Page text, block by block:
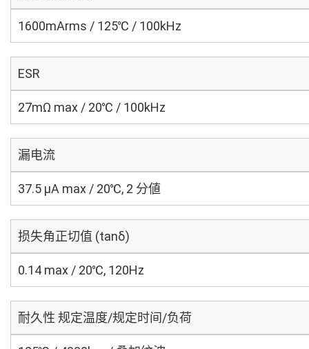
1600mArms / 125℃ / 100kHz
ESR
27mΩ max / 20℃ / 100kHz
漏电流
37.5 μA max / 20℃, 2 分値
损失角正切值 (tanδ)
0.14 max / 20℃, 120Hz
耐久性 规定温度/规定时间/负荷